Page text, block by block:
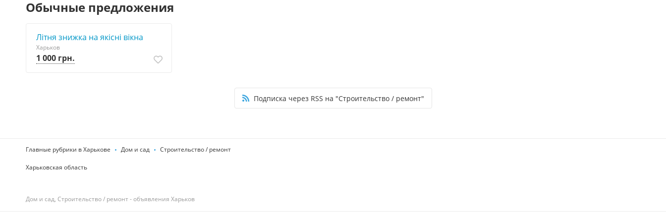
Обычные предложения
Літня знижка на якісні вікна
Харьков
1 000 грн.
Подписка через RSS на "Строительство / ремонт"
Главные рубрики в Харькове Дом и сад Строительство / ремонт
Харьковская область
Дом и сад, Строительство / ремонт - объявления Харьков